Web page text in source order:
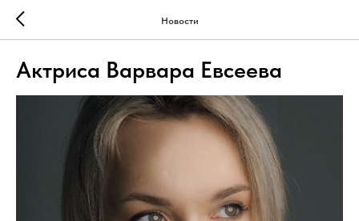
Новости
Актриса Варвара Евсеева